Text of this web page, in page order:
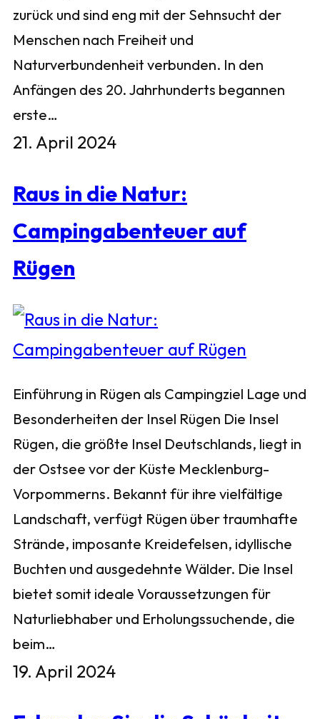
zurück und sind eng mit der Sehnsucht der
Menschen nach Freiheit und
Naturverbundenheit verbunden. In den
Anfängen des 20. Jahrhunderts begannen
erste…
21. April 2024
Raus in die Natur:
Campingabenteuer auf
Rügen
Einführung in Rügen als Campingziel Lage und
Besonderheiten der Insel Rügen Die Insel
Rügen, die größte Insel Deutschlands, liegt in
der Ostsee vor der Küste Mecklenburg-
Vorpommerns. Bekannt für ihre vielfältige
Landschaft, verfügt Rügen über traumhafte
Strände, imposante Kreidefelsen, idyllische
Buchten und ausgedehnte Wälder. Die Insel
bietet somit ideale Voraussetzungen für
Naturliebhaber und Erholungssuchende, die
beim…
19. April 2024